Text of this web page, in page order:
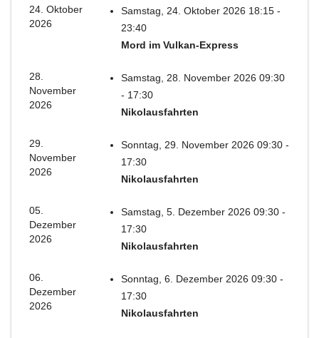
24. Oktober
2026
Samstag, 24. Oktober 2026 18:15 -
23:40
Mord im Vulkan-Express
28.
November
2026
Samstag, 28. November 2026 09:30
- 17:30
Nikolausfahrten
29.
November
2026
Sonntag, 29. November 2026 09:30 -
17:30
Nikolausfahrten
05.
Dezember
2026
Samstag, 5. Dezember 2026 09:30 -
17:30
Nikolausfahrten
06.
Dezember
2026
Sonntag, 6. Dezember 2026 09:30 -
17:30
Nikolausfahrten